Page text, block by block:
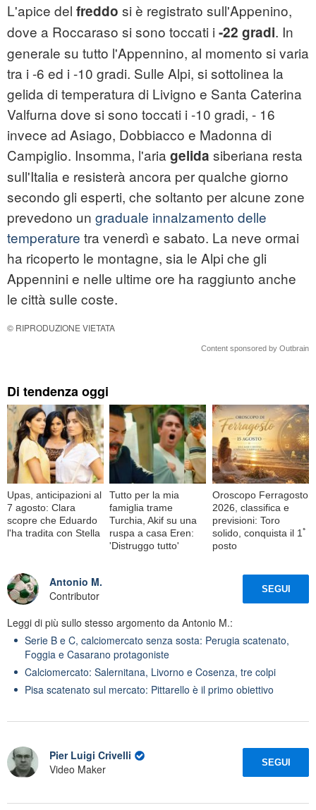
L'apice del freddo si è registrato sull'Appenino,
dove a Roccaraso si sono toccati i -22 gradi. In
generale su tutto l'Appennino, al momento si varia
tra i -6 ed i -10 gradi. Sulle Alpi, si sottolinea la
gelida di temperatura di Livigno e Santa Caterina
Valfurna dove si sono toccati i -10 gradi, - 16
invece ad Asiago, Dobbiacco e Madonna di
Campiglio. Insomma, l'aria gelida siberiana resta
sull'Italia e resisterà ancora per qualche giorno
secondo gli esperti, che soltanto per alcune zone
prevedono un graduale innalzamento delle
temperature tra venerdì e sabato. La neve ormai
ha ricoperto le montagne, sia le Alpi che gli
Appennini e nelle ultime ore ha raggiunto anche
le città sulle coste.
© RIPRODUZIONE VIETATA
Content sponsored by Outbrain
Di tendenza oggi
Upas, anticipazioni al
7 agosto: Clara
scopre che Eduardo
l'ha tradita con Stella
Tutto per la mia
famiglia trame
Turchia, Akif su una
ruspa a casa Eren:
'Distruggo tutto'
Oroscopo Ferragosto
2026, classifica e
previsioni: Toro
solido, conquista il 1ﾟ
posto
Antonio M.
Contributor
SEGUI
Leggi di più sullo stesso argomento da Antonio M.:
Serie B e C, calciomercato senza sosta: Perugia scatenato,
Foggia e Casarano protagoniste
Calciomercato: Salernitana, Livorno e Cosenza, tre colpi
Pisa scatenato sul mercato: Pittarello è il primo obiettivo
Pier Luigi Crivelli
Video Maker
SEGUI